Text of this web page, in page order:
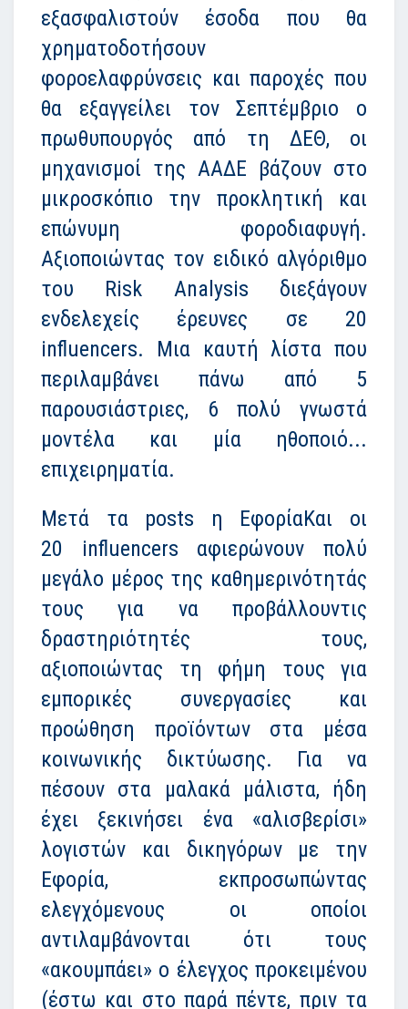
εξασφαλιστούν έσοδα που θα
χρηματοδοτήσουν
φοροελαφρύνσεις και παροχές που
θα εξαγγείλει τον Σεπτέμβριο ο
πρωθυπουργός από τη ΔΕΘ, οι
μηχανισμοί της ΑΑΔΕ βάζουν στο
μικροσκόπιο την προκλητική και
επώνυμη φοροδιαφυγή.
Αξιοποιώντας τον ειδικό αλγόριθμο
του Risk Analysis διεξάγουν
ενδελεχείς έρευνες σε 20
influencers. Μια καυτή λίστα που
περιλαμβάνει πάνω από 5
παρουσιάστριες, 6 πολύ γνωστά
μοντέλα και μία ηθοποιό...
επιχειρηματία.
Μετά τα posts η ΕφορίαΚαι οι
20 influencers αφιερώνουν πολύ
μεγάλο μέρος της καθημερινότητάς
τους για να προβάλλουντις
δραστηριότητές τους,
αξιοποιώντας τη φήμη τους για
εμπορικές συνεργασίες και
προώθηση προϊόντων στα μέσα
κοινωνικής δικτύωσης. Για να
πέσουν στα μαλακά μάλιστα, ήδη
έχει ξεκινήσει ένα «αλισβερίσι»
λογιστών και δικηγόρων με την
Εφορία, εκπροσωπώντας
ελεγχόμενους οι οποίοι
αντιλαμβάνονται ότι τους
«ακουμπάει» ο έλεγχος προκειμένου
(έστω και στο παρά πέντε, πριν τα